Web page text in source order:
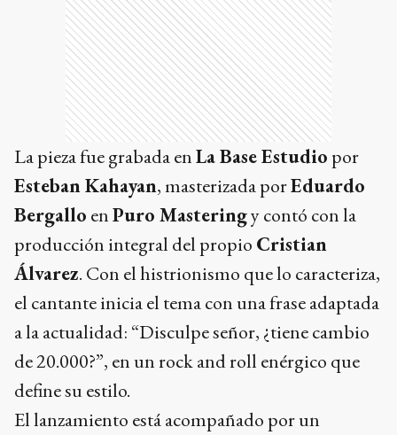
La pieza fue grabada enLa Base Estudio por
Esteban Kahayan, masterizada porEduardo
Bergallo enPuro Masteringy contó con la
producción integral del propio Cristian
Álvarez. Con el histrionismo que lo caracteriza,
el cantante inicia el tema con una frase adaptada
a la actualidad: “Disculpe señor, ¿tiene cambio
de 20.000?”, en un rock and roll enérgico que
define su estilo.
El lanzamiento está acompañado por un